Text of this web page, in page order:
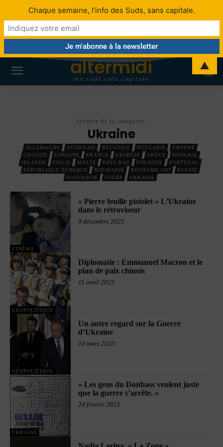
altermidi
les suds sans capitale
Archive de la catégorie :
Ukraine
ALLEMAGNE AUTRICHE BELGIQUE BULGARIE
CHYPRE
CROATIE
ESPAGNE FRANCE GÉORGIE GRÈCE
HONGRIE
IRLANDE
ITALIE MALTE PAYS-BAS POLOGNE
PORTUGAL
RÉPUBLIQUE TCHÈQUE
ROUMANIE ROYAUME-UNI
RUSSIE
SLOVAQUIE
SUÈDE UKRAINE
CINÉMA
« Pierre feuille pistolet » L’Ukraine
dans le rétroviseur
9 décembre 2023
GÉOPOLITIQUE
Diplomatie : Emmanuel Macron et le
plan de paix chinois
11 avril 2023
GÉOPOLITIQUE
Un autre regard sur la Guerre
d’Ukraine
10 mars 2023
UKRAINE
« Les gens du Donbass veulent juste
que la guerre s’arrête. »
24 février 2023
Chaque semaine, l’info des Suds, sans capitale.
▲